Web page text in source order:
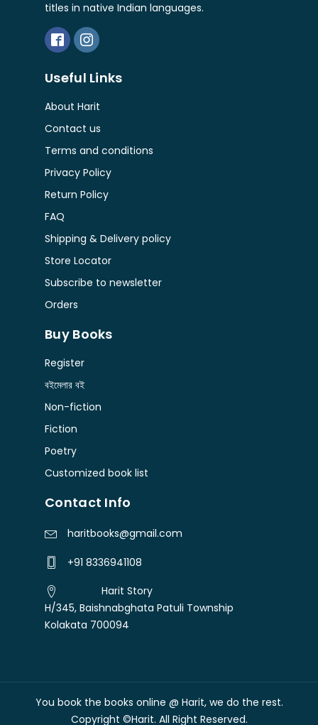
titles in native Indian languages.
Useful Links
About Harit
Contact us
Terms and conditions
Privacy Policy
Return Policy
FAQ
Shipping & Delivery policy
Store Locator
Subscribe to newsletter
Orders
Buy Books
Register
বইমেলার বই
Non-fiction
Fiction
Poetry
Customized book list
Contact Info
haritbooks@gmail.com
+91 8336941108
Harit Story
H/345, Baishnabghata Patuli Township
Kolakata 700094
You book the books online @ Harit, we do the rest.
Copyright ©Harit. All Right Reserved.
Free shipping over Rs. 300Dismiss